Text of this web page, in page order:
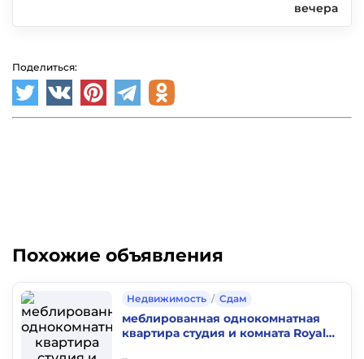
вечера
Поделиться:
Похожие объявления
Недвижимость / Сдам
меблированная однокомнатная
квартира студия и комната Royal